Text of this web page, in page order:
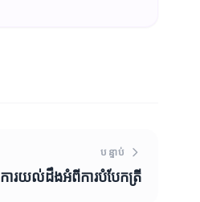
បន្ទាប់
ការយល់ដឹងអំពីការបំបែកត្រី